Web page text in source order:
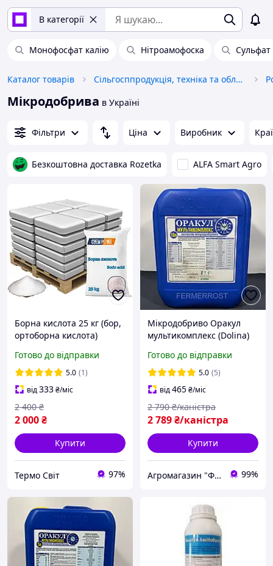
В категорії
Монофосфат калію Нітроамофоска Сульфат
Каталог товарів Сільгосппродукція, техніка та обладнання
Мікродобрива в Україні
Фільтри Ціна Виробник
Безкоштовна доставка Rozetka ALFA Smart Agro
Борна кислота 25 кг (бор,
ортоборна кислота)
Готово до відправки
5.0 (1)
від333₴/міс
2 000₴
2 400 ₴
Купити
Термо Свiт 97%
Мікродобриво Оракул
мультикомплекс (Dolina)
Готово до відправки
5.0 (5)
від465₴/міс
2 789₴/каністра
2 790 ₴/каністра
Купити
Агромагазин "ФермерРОСТ" 99%